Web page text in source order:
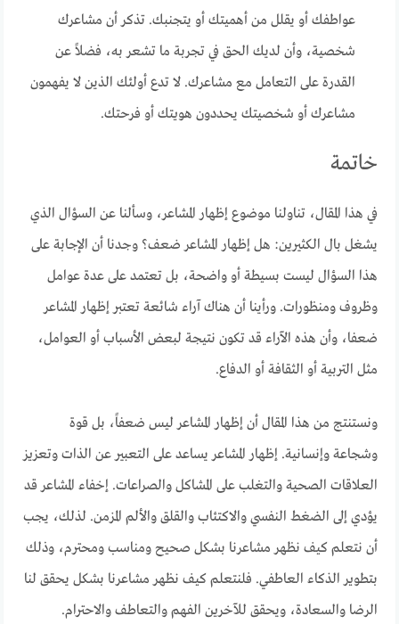
عواطفك أو يقلل من أهميتك أو يتجنبك. تذكر أن مشاعرك
شخصية، وأن لديك الحق في تجربة ما تشعر به، فضلاً عن
القدرة على التعامل مع مشاعرك. لا تدع أولئك الذين لا يفهمون
مشاعرك أو شخصيتك يحددون هويتك أو فرحتك.
خاتمة
في هذا المقال، تناولنا موضوع إظهار المشاعر، وسألنا عن السؤال الذي
يشغل بال الكثيرين: هل إظهار المشاعر ضعف؟ وجدنا أن الإجابة على
هذا السؤال ليست بسيطة أو واضحة، بل تعتمد على عدة عوامل
وظروف ومنظورات. ورأينا أن هناك آراء شائعة تعتبر إظهار المشاعر
ضعفا، وأن هذه الآراء قد تكون نتيجة لبعض الأسباب أو العوامل،
مثل التربية أو الثقافة أو الدفاع.
ونستنتج من هذا المقال أن إظهار المشاعر ليس ضعفاً، بل قوة
وشجاعة وإنسانية. إظهار المشاعر يساعد على التعبير عن الذات وتعزيز
العلاقات الصحية والتغلب على المشاكل والصراعات. إخفاء المشاعر قد
يؤدي إلى الضغط النفسي والاكتئاب والقلق والألم المزمن. لذلك، يجب
أن نتعلم كيف نظهر مشاعرنا بشكل صحيح ومناسب ومحترم، وذلك
بتطوير الذكاء العاطفي. فلنتعلم كيف نظهر مشاعرنا بشكل يحقق لنا
الرضا والسعادة، ويحقق للآخرين الفهم والتعاطف والاحترام.